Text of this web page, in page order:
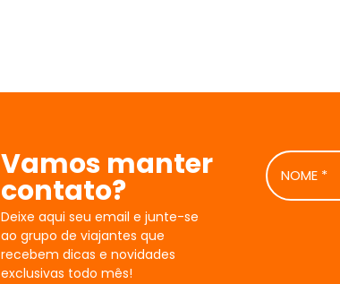
Vamos manter
contato?
Deixe aqui seu email e junte-se
ao grupo de viajantes que
recebem dicas e novidades
exclusivas todo mês!
NOME
*